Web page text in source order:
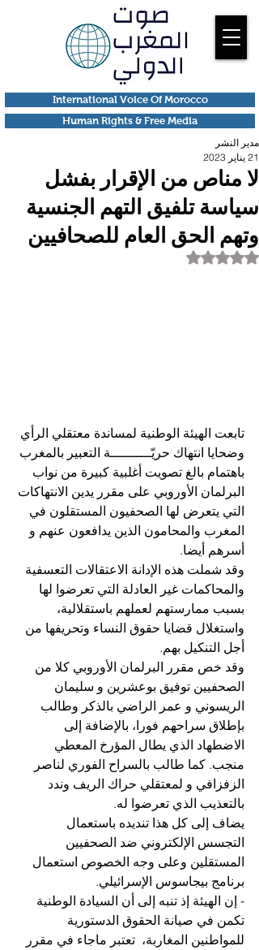
Human Rights & Free Media
International Voice Of Morocco
لا مناص من الإقرار بفشل
سياسة تلفيق التهم الجنسية
وتهم الحق العام للصحافيين
مدير النشر
21 يناير 2023
تم التقييم بـ ليس رقمًا من أصل 5 نجوم.
تابعت الهيئة الوطنية لمساندة معتقلي الرأي
وضحايا انتهاك حريّــــــــــة التعبير بالمغرب
باهتمام بالغ تصويت أغلبية كبيرة من نواب
البرلمان الأوروبي على مقرر يدين الانتهاكات
التي يتعرض لها الصحفيون المستقلون في
المغرب والمحامون الذين يدافعون عنهم و
أسرهم أيضا.
وقد شملت هذه الإدانة الاعتقالات التعسفية
والمحاكمات غير العادلة التي تعرضوا لها
بسبب ممارستهم لعملهم باستقلالية،
واستغلال قضايا حقوق النساء وتحريفها من
أجل التنكيل بهم.
وقد خص مقرر البرلمان الأوروبي كلا من
الصحفيين توفيق بوعشرين و سليمان
الريسوني و عمر الراضي بالذكر وطالب
بإطلاق سراحهم فورا، بالإضافة إلى
الاضطهاد الذي يطال المؤرخ المعطي
منجب. كما طالب بالسراح الفوري لناصر
الزفزافي و لمعتقلي حراك الريف وندد
بالتعذيب الذي تعرضوا له.
يضاف إلى كل هذا تنديده باستعمال
التجسس الإلكتروني ضد الصحفيين
المستقلين وعلى وجه الخصوص استعمال
برنامج بيجاسوس الإسرائيلي.
- إن الهيئة إذ تنبه إلى أن السيادة الوطنية
تكمن في صيانة الحقوق الدستورية
للمواطنين المغاربة،  تعتبر ماجاء في مقرر